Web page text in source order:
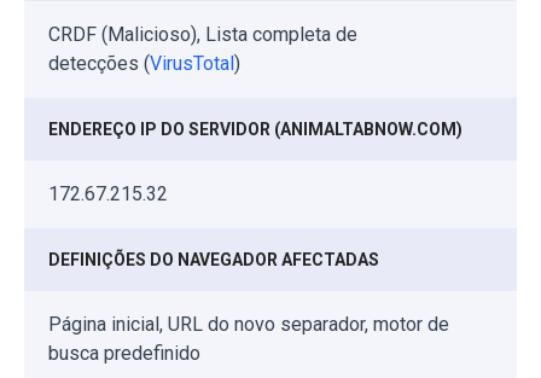
CRDF (Malicioso), Lista completa de
detecções (VirusTotal)
ENDEREÇO IP DO SERVIDOR (ANIMALTABNOW.COM)
172.67.215.32
DEFINIÇÕES DO NAVEGADOR AFECTADAS
Página inicial, URL do novo separador, motor de
busca predefinido